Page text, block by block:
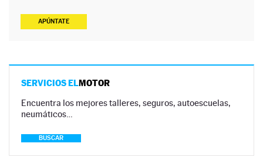
APÚNTATE
SERVICIOS ELMOTOR
Encuentra los mejores talleres, seguros, autoescuelas,
neumáticos…
BUSCAR